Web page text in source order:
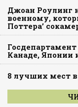
Джоан Роулинг
военному,
Поттера’
Канаде, Японии
8 лучших мест